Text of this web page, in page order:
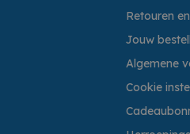
Retouren
Jouw
Algemene
Cookie